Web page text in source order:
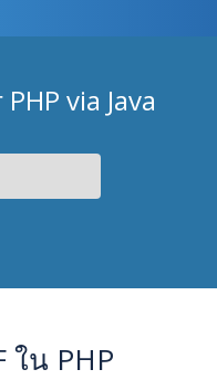
via Java
ใน PHP